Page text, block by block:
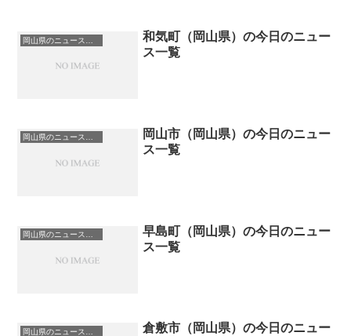
和気町（岡山県）の今日のニュー
ス一覧
岡山県のニュース一覧
岡山市（岡山県）の今日のニュー
ス一覧
早島町（岡山県）の今日のニュー
ス一覧
倉敷市（岡山県）の今日のニュー